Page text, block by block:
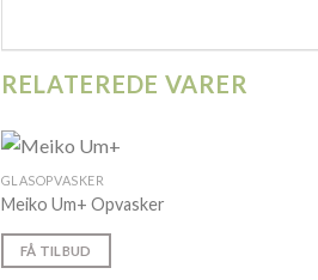
RELATEREDE VARER
GLASOPVASKER
Meiko Um+ Opvasker
FÅ TILBUD